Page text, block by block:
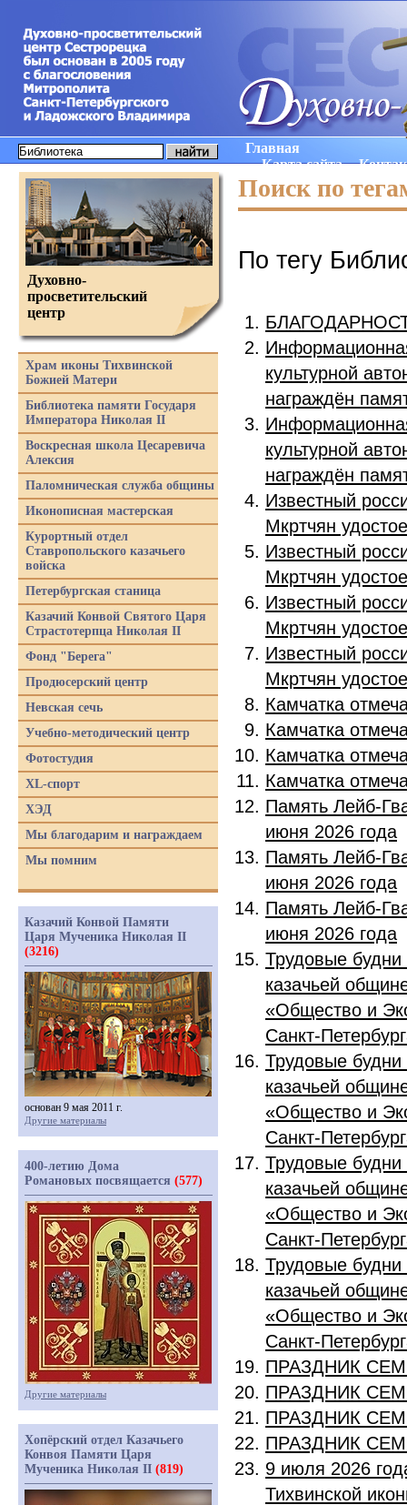
Главная
Карта сайта
Поиск по
По тегу
культурной
награждён
культурной
награждён
Известный
Мкртчян
Известный
Мкртчян
Известный
Мкртчян
Известный
Мкртчян
Камчатка
Камчатка
Камчатка
Камчатка
Память Лейб-
июня 2026 года
Память Лейб-
июня 2026 года
Память Лейб-
июня 2026 года
Трудовые будни
казачьей
«Общество и
Санкт-
Трудовые будни
казачьей
«Общество и
Санкт-
Трудовые будни
казачьей
«Общество и
Санкт-
Трудовые будни
казачьей
«Общество и
Санкт-
ПРАЗДНИК
ПРАЗДНИК
ПРАЗДНИК
ПРАЗДНИК
9 июля 2026
Тихвинской
Духовно-
просветительский
центр
Храм иконы Тихвинской
Божией Матери
Библиотека памяти Государя
Императора Николая II
Воскресная школа Цесаревича
Алексия
Паломническая служба общины
Иконописная мастерская
Курортный отдел
Ставропольского казачьего
войска
Петербургская станица
Казачий Конвой Святого Царя
Страстотерпца Николая II
Фонд "Берега"
Продюсерский центр
Невская сечь
Учебно-методический центр
Фотостудия
XL-спорт
ХЭД
Мы благодарим и награждаем
Мы помним
Казачий Конвой Памяти
Царя Мученика Николая II
(3216)
основан 9 мая 2011 г.
Другие материалы
400-летию Дома
Романовых посвящается (577)
Другие материалы
Хопёрский отдел Казачьего
Конвоя Памяти Царя
Мученика Николая II (819)